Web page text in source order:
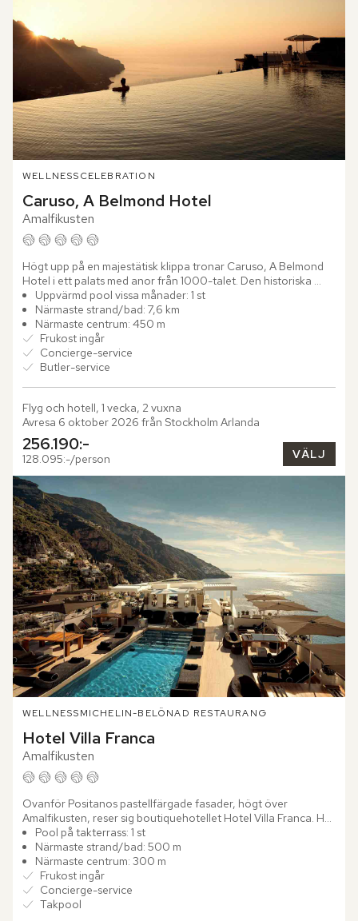
WELLNESSCELEBRATION
Caruso, A Belmond Hotel
Amalfikusten
Högt upp på en majestätisk klippa tronar Caruso, A Belmond
Hotel i ett palats med anor från 1000-talet. Den historiska
byggnaden, som enligt legenden uppfördes som ett tecken
på...
Uppvärmd pool vissa månader: 1 st
Närmaste strand/bad: 7,6 km
Närmaste centrum: 450 m
Frukost ingår
Concierge-service
Butler-service
Flyg och hotell, 1 vecka, 2 vuxna
Avresa 6 oktober 2026 från Stockholm Arlanda
256.190:-
128.095:-/person VÄLJ
WELLNESSMICHELIN-BELÖNAD RESTAURANG
Hotel Villa Franca
Amalfikusten
Ovanför Positanos pastellfärgade fasader, högt över
Amalfikusten, reser sig boutiquehotellet Hotel Villa Franca. Här
möts modern italiensk design, samtida konst och vidsträckta...
Pool på takterrass: 1 st
Närmaste strand/bad: 500 m
Närmaste centrum: 300 m
Frukost ingår
Concierge-service
Takpool